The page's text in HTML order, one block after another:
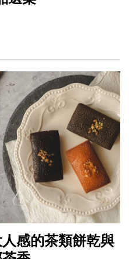
感的茶類餅乾與